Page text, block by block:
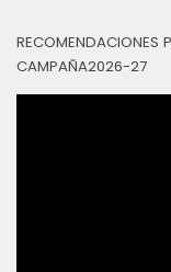
RECOMENDACIONES
CAMPAÑA2026-27